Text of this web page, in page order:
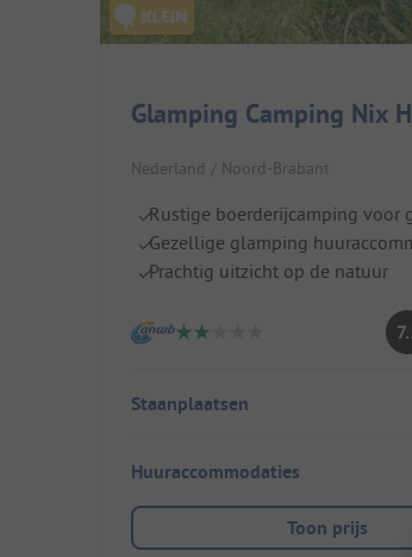
Glamping Camping Nix
Nederland / Noord-Brabant
Rustige boerderijcamping voor
Gezellige glamping
Prachtig uitzicht op de natuur
Staanplaatsen
Huuraccommodaties
Toon prijs